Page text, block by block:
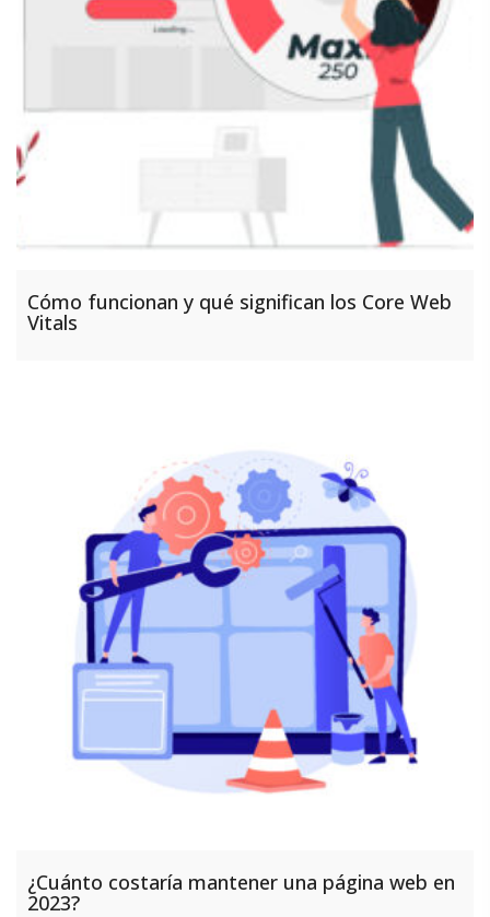
Cómo funcionan y qué significan los Core Web
Vitals
¿Cuánto costaría mantener una página web en
2023?